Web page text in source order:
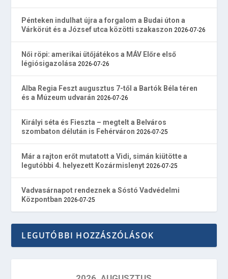
Pénteken indulhat újra a forgalom a Budai úton a
Várkörút és a József utca közötti szakaszon 2026-07-26
Női röpi: amerikai ütőjátékos a MÁV Előre első
légiósigazolása 2026-07-26
Alba Regia Feszt augusztus 7-től a Bartók Béla téren
és a Múzeum udvarán 2026-07-26
Királyi séta és Fieszta – megtelt a Belváros
szombaton délután is Fehérváron 2026-07-25
Már a rajton erőt mutatott a Vidi, simán kiütötte a
legutóbbi 4. helyezett Kozármislenyt 2026-07-25
Vadvasárnapot rendeznek a Sóstó Vadvédelmi
Központban 2026-07-25
LEGUTÓBBI HOZZÁSZÓLÁSOK